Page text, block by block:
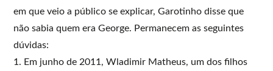
em que veio a público se explicar, Garotinho disse que
não sabia quem era George. Permanecem as seguintes
dúvidas:
1. Em junho de 2011, Wladimir Matheus, um dos filhos